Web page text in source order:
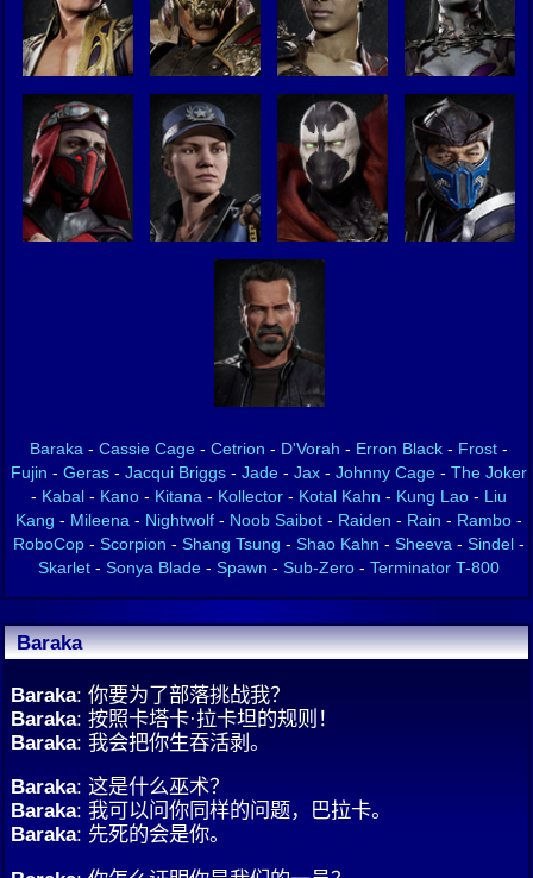
Baraka - Cassie Cage - Cetrion - D'Vorah - Erron Black - Frost -
Fujin - Geras - Jacqui Briggs - Jade - Jax - Johnny Cage - The Joker
- Kabal - Kano - Kitana - Kollector - Kotal Kahn - Kung Lao - Liu
Kang - Mileena - Nightwolf - Noob Saibot - Raiden - Rain - Rambo -
RoboCop - Scorpion - Shang Tsung - Shao Kahn - Sheeva - Sindel -
Skarlet - Sonya Blade - Spawn - Sub-Zero - Terminator T-800
Baraka
Baraka: 你要为了部落挑战我？
Baraka: 按照卡塔卡·拉卡坦的规则！
Baraka: 我会把你生吞活剥。
Baraka: 这是什么巫术？
Baraka: 我可以问你同样的问题，巴拉卡。
Baraka: 先死的会是你。